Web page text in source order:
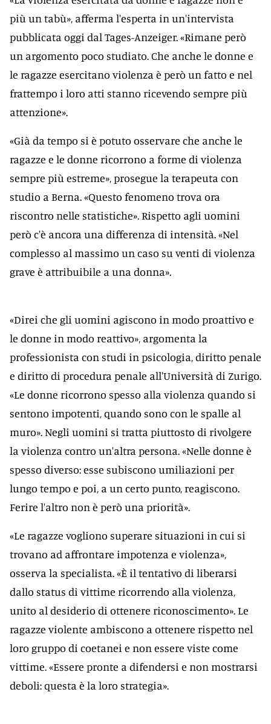
più un tabù», afferma l'esperta in un'intervista
pubblicata oggi dal Tages-Anzeiger. «Rimane però
un argomento poco studiato. Che anche le donne e
le ragazze esercitano violenza è però un fatto e nel
frattempo i loro atti stanno ricevendo sempre più
attenzione».
«Già da tempo si è potuto osservare che anche le
ragazze e le donne ricorrono a forme di violenza
sempre più estreme», prosegue la terapeuta con
studio a Berna. «Questo fenomeno trova ora
riscontro nelle statistiche». Rispetto agli uomini
però c'è ancora una differenza di intensità. «Nel
complesso al massimo un caso su venti di violenza
grave è attribuibile a una donna».
«Direi che gli uomini agiscono in modo proattivo e
le donne in modo reattivo», argomenta la
professionista con studi in psicologia, diritto penale
e diritto di procedura penale all'Università di Zurigo.
«Le donne ricorrono spesso alla violenza quando si
sentono impotenti, quando sono con le spalle al
muro». Negli uomini si tratta piuttosto di rivolgere
la violenza contro un'altra persona. «Nelle donne è
spesso diverso: esse subiscono umiliazioni per
lungo tempo e poi, a un certo punto, reagiscono.
Ferire l'altro non è però una priorità».
«Le ragazze vogliono superare situazioni in cui si
trovano ad affrontare impotenza e violenza»,
osserva la specialista. «È il tentativo di liberarsi
dallo status di vittime ricorrendo alla violenza,
unito al desiderio di ottenere riconoscimento». Le
ragazze violente ambiscono a ottenere rispetto nel
loro gruppo di coetanei e non essere viste come
vittime. «Essere pronte a difendersi e non mostrarsi
deboli: questa è la loro strategia».